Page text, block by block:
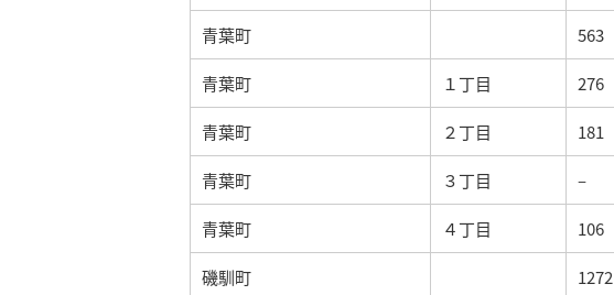
青葉町 563
青葉町 １丁目 276
青葉町 ２丁目 181
青葉町 ３丁目 –
青葉町 ４丁目 106
磯馴町 1272